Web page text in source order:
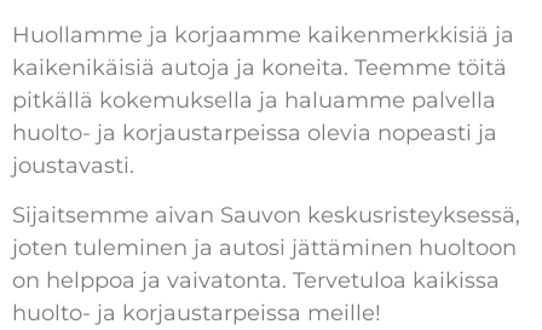
Huollamme ja korjaamme kaikenmerkkisiä ja
kaikenikäisiä autoja ja koneita. Teemme töitä
pitkällä kokemuksella ja haluamme palvella
huolto- ja korjaustarpeissa olevia nopeasti ja
joustavasti.
Sijaitsemme aivan Sauvon keskusristeyksessä,
joten tuleminen ja autosi jättäminen huoltoon
on helppoa ja vaivatonta. Tervetuloa kaikissa
huolto- ja korjaustarpeissa meille!